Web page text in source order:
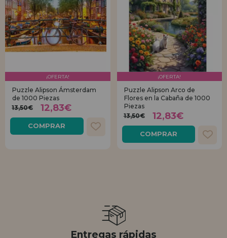
¡OFERTA!
Puzzle Alipson Ámsterdam
de 1000 Piezas
13,50€
12,83€
COMPRAR
¡OFERTA!
Puzzle Alipson Arco de
Flores en la Cabaña de 1000
Piezas
13,50€
12,83€
COMPRAR
Entregas rápidas